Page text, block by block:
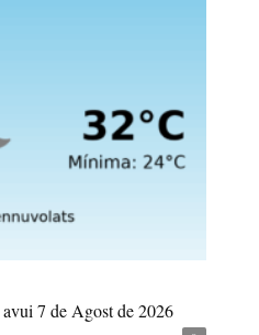
7 de Agost de 2026